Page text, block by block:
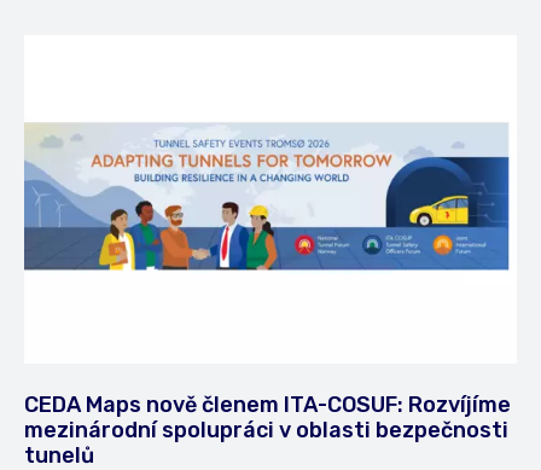
CEDA Maps nově členem ITA-COSUF: Rozvíjíme
mezinárodní spolupráci v oblasti bezpečnosti
tunelů